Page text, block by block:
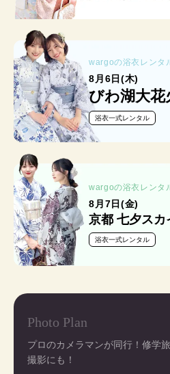
wargoの浴衣レンタ
8月6日(木)
びわ湖大花
浴衣一式レンタル
wargoの浴衣レンタ
8月7日(金)
京都 七夕スカ
浴衣一式レンタル
Photo Plan
プロのカメラマンが同行！修学
撮影にも！